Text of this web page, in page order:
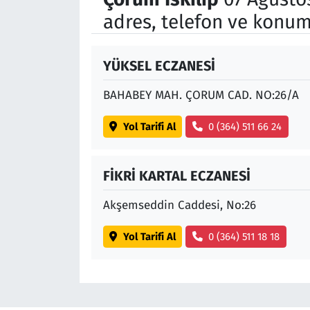
adres, telefon ve
YÜKSEL ECZANESİ
BAHABEY MAH. ÇORUM CAD. NO:26/A
Yol Tarifi Al 0 (364) 511 66 24
FİKRİ KARTAL ECZANESİ
Akşemseddin Caddesi, No:26
Yol Tarifi Al 0 (364) 511 18 18